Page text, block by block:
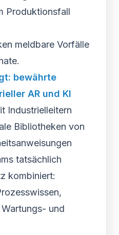
Produktionsfall
meldbare Vorfälle
bewährte
AR und KI
Industrielleitern
Bibliotheken von
tatsächlich
kombiniert:
und